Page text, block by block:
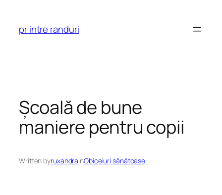
content
pr intre randuri
Școală de bune
maniere pentru copii
Written byruxandrainObiceiuri sănătoase